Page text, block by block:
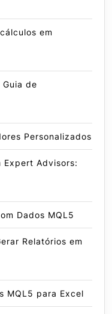
em
de
Personalizados
Expert Advisors:
Dados MQL5
Relatórios em
MQL5 para Excel